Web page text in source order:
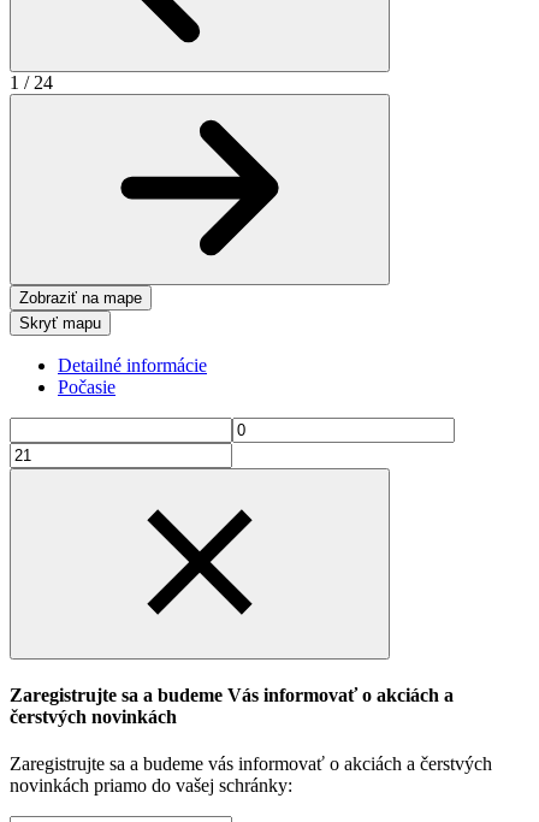
1 / 24
Zobraziť na mape
Skryť mapu
Detailné informácie
Počasie
Zaregistrujte sa a budeme Vás informovať o akciách a
čerstvých novinkách
Zaregistrujte sa a budeme vás informovať o akciách a čerstvých
novinkách priamo do vašej schránky: